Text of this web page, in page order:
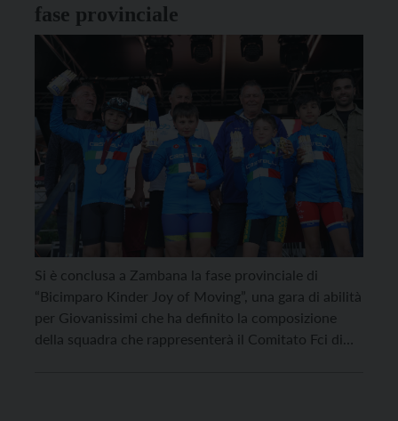
fase provinciale
Si è conclusa a Zambana la fase provinciale di
“Bicimparo Kinder Joy of Moving”, una gara di abilità
per Giovanissimi che ha definito la composizione
della squadra che rappresenterà il Comitato Fci di